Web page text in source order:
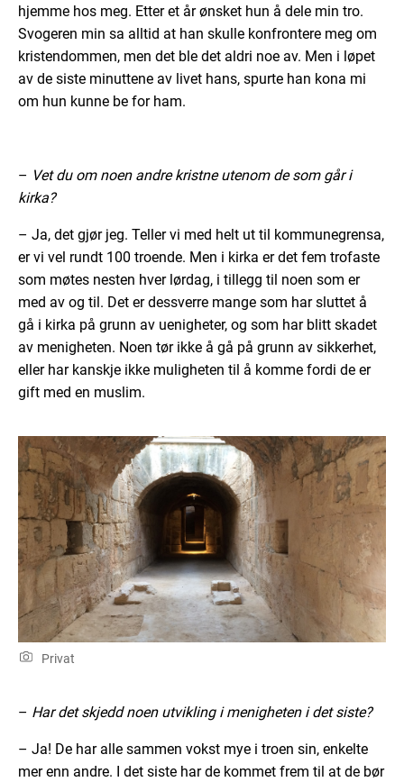
hjemme hos meg. Etter et år ønsket hun å dele min tro.
Svogeren min sa alltid at han skulle konfrontere meg om
kristendommen, men det ble det aldri noe av. Men i løpet
av de siste minuttene av livet hans, spurte han kona mi
om hun kunne be for ham.
– Vet du om noen andre kristne utenom de som går i
kirka?
– Ja, det gjør jeg. Teller vi med helt ut til kommunegrensa,
er vi vel rundt 100 troende. Men i kirka er det fem trofaste
som møtes nesten hver lørdag, i tillegg til noen som er
med av og til. Det er dessverre mange som har sluttet å
gå i kirka på grunn av uenigheter, og som har blitt skadet
av menigheten. Noen tør ikke å gå på grunn av sikkerhet,
eller har kanskje ikke muligheten til å komme fordi de er
gift med en muslim.
Privat
– Har det skjedd noen utvikling i menigheten i det siste?
– Ja! De har alle sammen vokst mye i troen sin, enkelte
mer enn andre. I det siste har de kommet frem til at de bør